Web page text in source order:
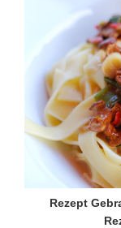
Rezept